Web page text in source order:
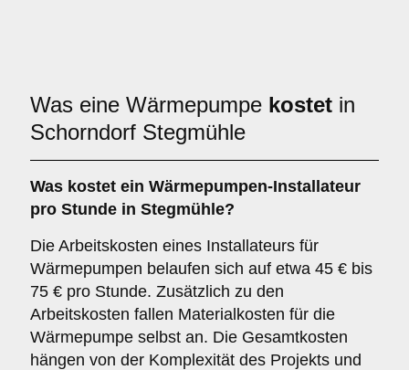
Was eine Wärmepumpe kostet in
Schorndorf Stegmühle
Was kostet ein Wärmepumpen-Installateur
pro Stunde in Stegmühle?
Die Arbeitskosten eines Installateurs für
Wärmepumpen belaufen sich auf etwa 45 € bis
75 € pro Stunde. Zusätzlich zu den
Arbeitskosten fallen Materialkosten für die
Wärmepumpe selbst an. Die Gesamtkosten
hängen von der Komplexität des Projekts und